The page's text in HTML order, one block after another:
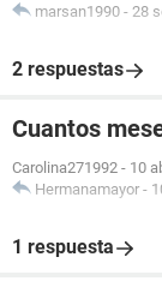
marsan1990 - 28
2 respuestas
Cuantos
Carolina271992 - 10
Hermanamayor -
1 respuesta